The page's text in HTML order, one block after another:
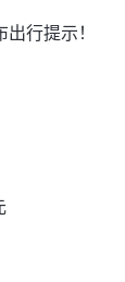
行提示！